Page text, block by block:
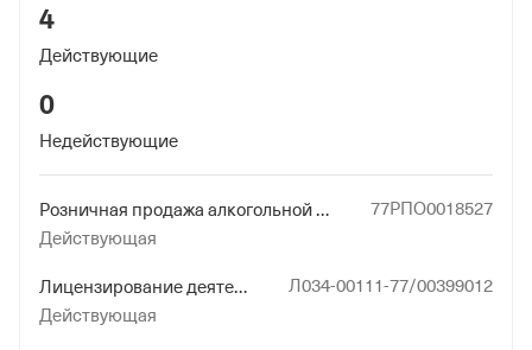
4
Действующие
0
Недействующие
Розничная продажа алкогольной продукции, лицензируемая субъектами Российской Федерации или органами местного самоуправления в соответствии с предоставленными законом полномочиями
77РПО0018527
Действующая
Лицензирование деятельности в области использования источников ионизирующего излучения (генерирующих) (за исключением случая, если эти источники используются в медицинской деятельности)
Л034-00111-77/00399012
Действующая